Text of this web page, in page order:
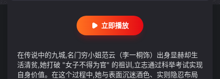
立即播放
在传说中的九城,名门穷小姐范云（李一桐饰）出身显赫却生
活清贫,她打破 "女子不得为官" 的祖训,立志通过科举考试实现
自身价值。在这个过程中,她与表面沉迷酒色、实则隐忍布局